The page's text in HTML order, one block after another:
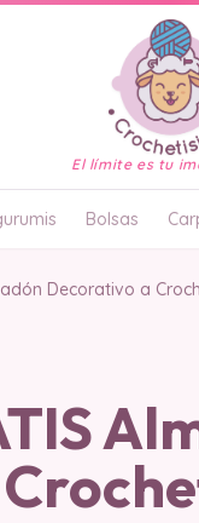
El límite es tu
Bolsas
Decorativo a